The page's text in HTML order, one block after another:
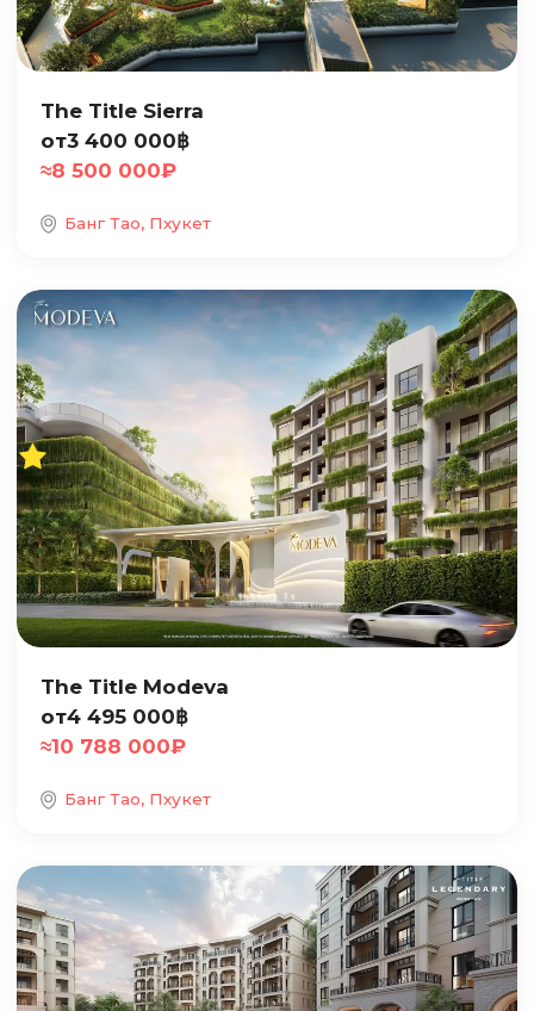
The Title Sierra
от3 400 000฿
≈8 500 000₽
Банг Тао, Пхукет
The Title Modeva
от4 495 000฿
≈10 788 000₽
Банг Тао, Пхукет